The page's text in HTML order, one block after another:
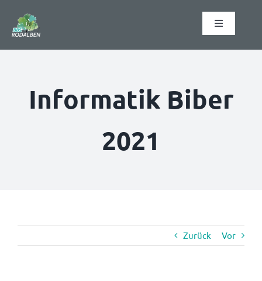
Inhalt
springen
Toggle
Schulformen
Kontakt
Informatik Biber
2021
Zurück Vor